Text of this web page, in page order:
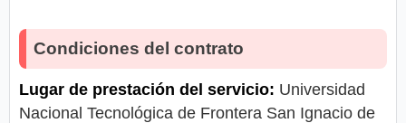
Condiciones del contrato
Lugar de prestación del servicio: Universidad
Nacional Tecnológica de Frontera San Ignacio de